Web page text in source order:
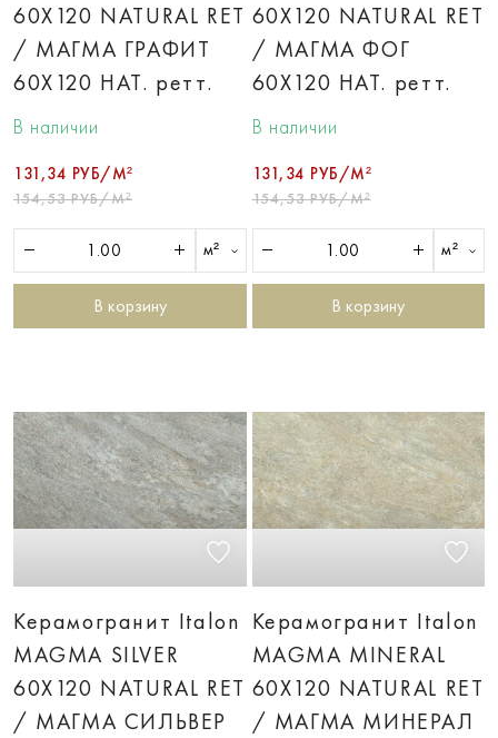
60X120 NATURAL RET
/ МАГМА ГРАФИТ
60X120 НАТ. ретт.
В наличии
131,34 РУБ/М²
154,53 РУБ/М²
м²
В корзину
60X120 NATURAL RET
/ МАГМА ФОГ
60X120 НАТ. ретт.
В наличии
131,34 РУБ/М²
154,53 РУБ/М²
м²
В корзину
Керамогранит Italon
MAGMA SILVER
60X120 NATURAL RET
/ МАГМА СИЛЬВЕР
Керамогранит Italon
MAGMA MINERAL
60X120 NATURAL RET
/ МАГМА МИНЕРАЛ